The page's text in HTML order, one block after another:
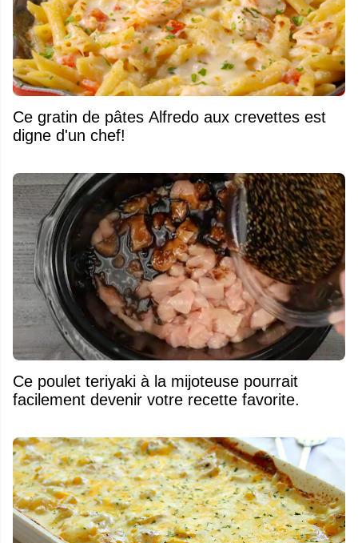
Ce gratin de pâtes Alfredo aux crevettes est
digne d'un chef!
Ce poulet teriyaki à la mijoteuse pourrait
facilement devenir votre recette favorite.